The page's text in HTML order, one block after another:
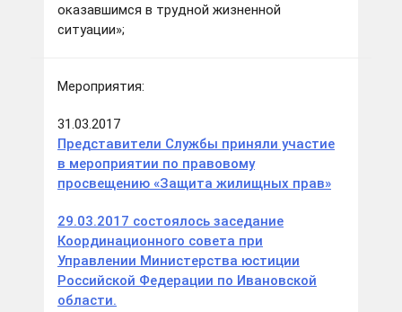
оказавшимся в трудной жизненной
ситуации»;
Мероприятия:
31.03.2017
Представители Службы приняли участие
в мероприятии по правовому
просвещению «Защита жилищных прав»
29.03.2017 состоялось заседание
Координационного совета при
Управлении Министерства юстиции
Российской Федерации по Ивановской
области.